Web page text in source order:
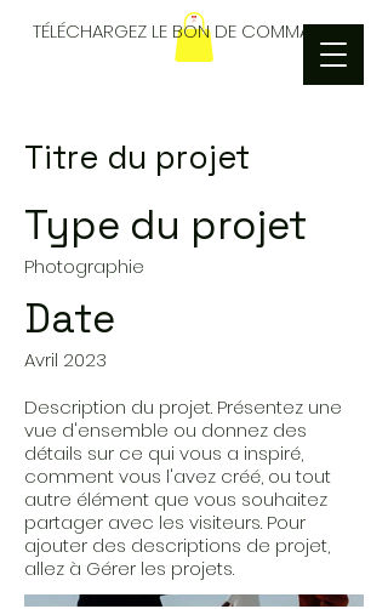
TÉLÉCHARGEZ LE BON DE COMMANDES
Titre du projet
Type du projet
Photographie
Date
Avril 2023
Description du projet. Présentez une
vue d'ensemble ou donnez des
détails sur ce qui vous a inspiré,
comment vous l'avez créé, ou tout
autre élément que vous souhaitez
partager avec les visiteurs. Pour
ajouter des descriptions de projet,
allez à Gérer les projets.